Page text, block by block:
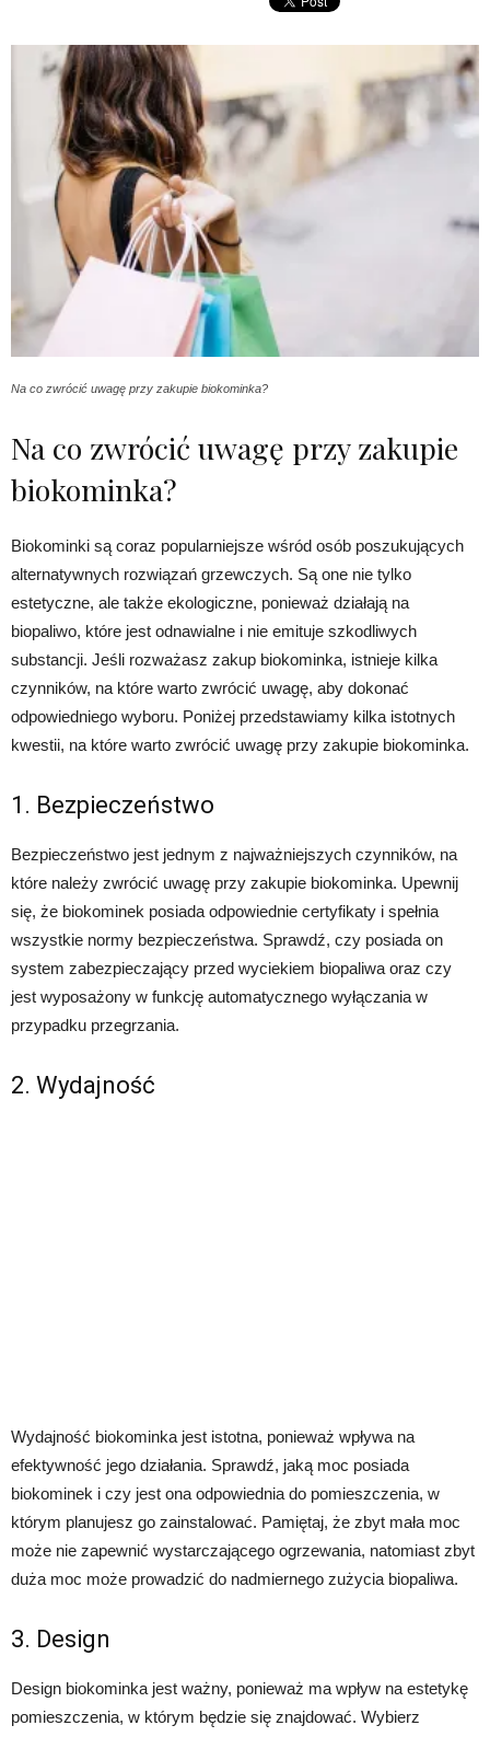
Na co zwrócić uwagę przy zakupie biokominka?
Na co zwrócić uwagę przy zakupie
biokominka?
Biokominki są coraz popularniejsze wśród osób poszukujących
alternatywnych rozwiązań grzewczych. Są one nie tylko
estetyczne, ale także ekologiczne, ponieważ działają na
biopaliwo, które jest odnawialne i nie emituje szkodliwych
substancji. Jeśli rozważasz zakup biokominka, istnieje kilka
czynników, na które warto zwrócić uwagę, aby dokonać
odpowiedniego wyboru. Poniżej przedstawiamy kilka istotnych
kwestii, na które warto zwrócić uwagę przy zakupie biokominka.
1. Bezpieczeństwo
Bezpieczeństwo jest jednym z najważniejszych czynników, na
które należy zwrócić uwagę przy zakupie biokominka. Upewnij
się, że biokominek posiada odpowiednie certyfikaty i spełnia
wszystkie normy bezpieczeństwa. Sprawdź, czy posiada on
system zabezpieczający przed wyciekiem biopaliwa oraz czy
jest wyposażony w funkcję automatycznego wyłączania w
przypadku przegrzania.
2. Wydajność
Wydajność biokominka jest istotna, ponieważ wpływa na
efektywność jego działania. Sprawdź, jaką moc posiada
biokominek i czy jest ona odpowiednia do pomieszczenia, w
którym planujesz go zainstalować. Pamiętaj, że zbyt mała moc
może nie zapewnić wystarczającego ogrzewania, natomiast zbyt
duża moc może prowadzić do nadmiernego zużycia biopaliwa.
3. Design
Design biokominka jest ważny, ponieważ ma wpływ na estetykę
pomieszczenia, w którym będzie się znajdować. Wybierz